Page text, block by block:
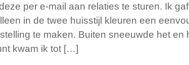
per e-mail aan relaties te sturen. Ik
in de twee huisstijl kleuren een
te maken. Buiten sneeuwde het en
kwam ik tot […]